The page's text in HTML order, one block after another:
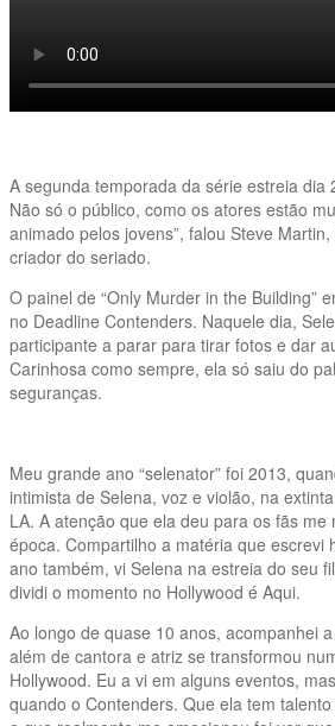
A segunda temporada da série estreia dia
Não só o público, como os atores estão
animado pelos jovens”, falou Steve
criador do seriado.
O painel de “Only Murder in the Building”
no Deadline Contenders. Naquele dia,
participante a parar para tirar fotos e dar
Carinhosa como sempre, ela só saiu do
seguranças.
Meu grande ano “selenator” foi 2013,
intimista de Selena, voz e violão, na
LA. A atenção que ela deu para os fãs me
época. Compartilho a matéria que escrevi
ano também, vi Selena na estreia do seu
dividi o momento no Hollywood é Aqui.
Ao longo de quase 10 anos, acompanhei
além de cantora e atriz se transformou
Hollywood. Eu a vi em alguns eventos,
quando o Contenders. Que ela tem